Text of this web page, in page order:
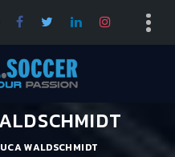
WALDSCHMIDT